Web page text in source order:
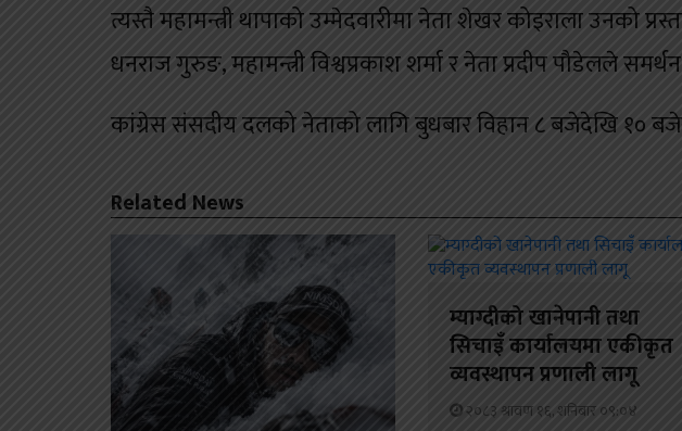
त्यस्तै महामन्त्री थापाको उम्मेदवारीमा नेता शेखर कोइराला उनको
धनराज गुरुङ, महामन्त्री विश्वप्रकाश शर्मा र नेता प्रदीप पौडेलले
कांग्रेस संसदीय दलको नेताको लागि बुधबार विहान ८ बजेदेखि १०
Related News
म्याग्दीको खानेपानी तथा
सिचाइँ कार्यालयमा एकीकृत
व्यवस्थापन प्रणाली लागू
२०८३ श्रावण १६, शनिबार ०९:०४